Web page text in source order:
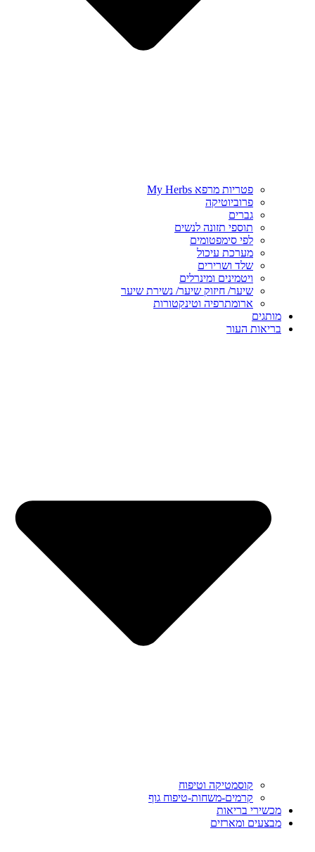
פטריות מרפא My Herbs
פרוביוטיקה
גברים
תוספי תזונה לנשים
לפי סימפטומים
מערכת עיכול
שלד ושרירים
ויטמינים ומינרלים
שיער/ חיזוק שיער/ נשירת שיער
ארומתרפיה וטינקטורות
מותגים
בריאות העור
קוסמטיקה וטיפוח
קרמים-משחות-טיפוח גוף
מכשירי בריאות
מבצעים ומארזים